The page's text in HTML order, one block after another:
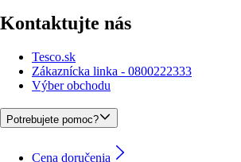
Kontaktujte nás
Tesco.sk
Zákaznícka linka - 0800222333
Výber obchodu
Potrebujete pomoc?
Cena doručenia